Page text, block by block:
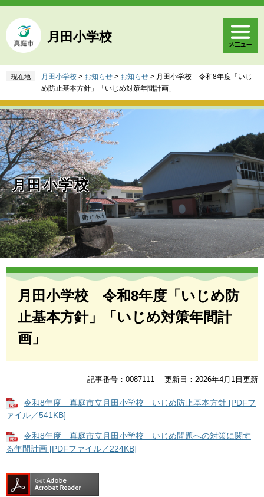
ペ
ジ
の
頭
。
メ
ュ
ー
飛
て
本
文
へ
月田小学校
現在地 月田小学校 > お知らせ > お知らせ > 月田小学校 令和8年度「いじ
め防止基本方針」「いじめ対策年間計画」
月田小学校
本
月田小学校 令和8年度「いじめ防
止基本方針」「いじめ対策年間計
画」
記事番号：0087111 更新日：2026年4月1日更新
令和8年度 真庭市立月田小学校 いじめ防止基本方針 [PDFフ
ァイル／541KB]
令和8年度 真庭市立月田小学校 いじめ問題への対策に関す
る年間計画 [PDFファイル／224KB]